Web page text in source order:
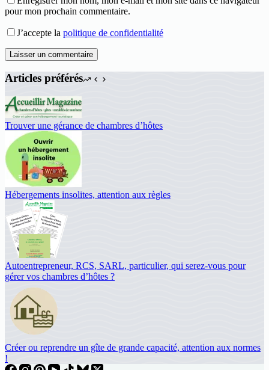
pour mon prochain commentaire.
J’accepte la politique de confidentialité
Laisser un commentaire
Articles préférés
Trouver une gérance de chambres d’hôtes
Hébergements insolites, attention aux règles
Autoentrepreneur, RCS, SARL, particulier, qui serez-vous pour
gérer vos chambres d’hôtes ?
Créer ou reprendre un gîte de grande capacité, attention aux normes
!